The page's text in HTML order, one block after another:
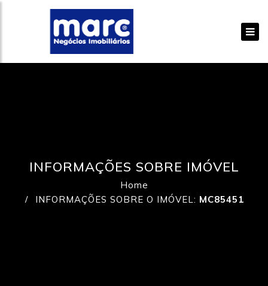
INFORMAÇÕES SOBRE IMÓVEL
Home
INFORMAÇÕES SOBRE O IMÓVEL: MC85451